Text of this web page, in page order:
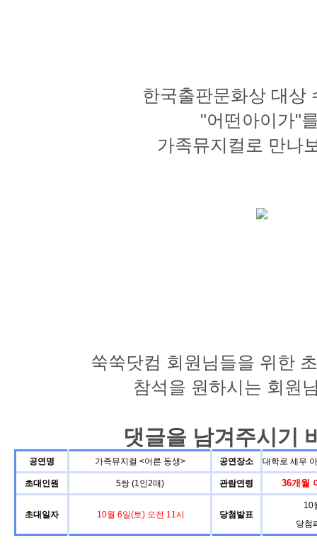
한국출판문화상 대상
"어떤아이가"
가족뮤지컬로 만나
쑥쑥닷컴 회원님들을 위한
참석을 원하시는 회원
댓글을 남겨주시기
공연명 가족뮤지컬 <어른 동생> 공연장소 대학로 세우
초대인원 5쌍 (1인2매) 관람연령 36개월
초대일자 10월 6일(토) 오전 11시 당첨발표
10
당첨